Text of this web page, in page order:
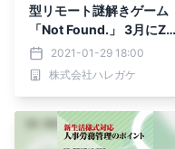
型リモート謎解きゲーム
「Not Found.」 3月にZo
omで開催、笑いあり・チ
ャレンジありのキャスト公
演 “生配信から始まる謎に
2021-01-29 18:00
株式会社ハレガケ